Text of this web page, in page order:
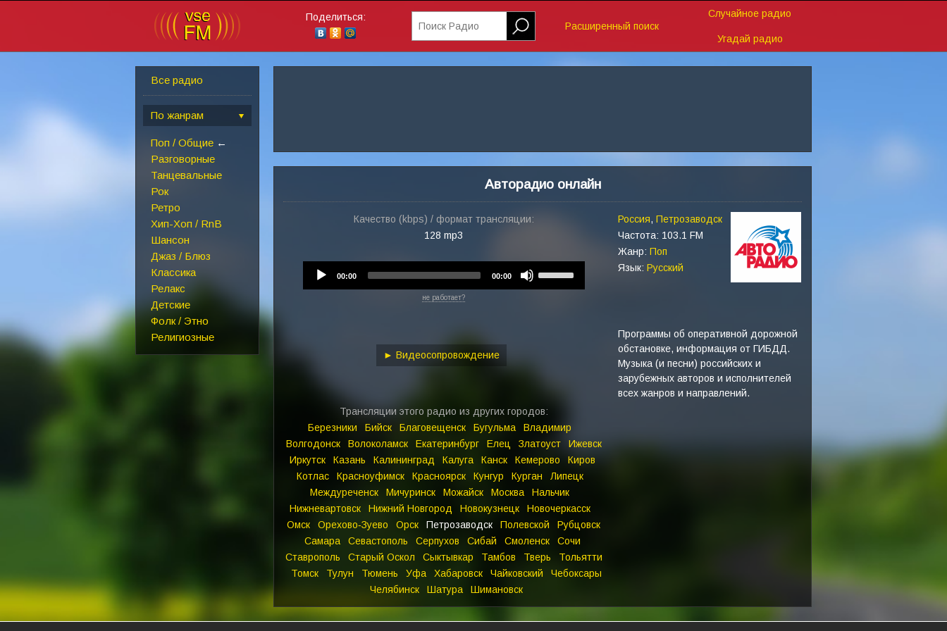
Поделиться:
Поиск Радио
Расширенный поиск
Случайное радио
Угадай радио
Все радио
По жанрам
Поп / Общие ←
Разговорные
Танцевальные
Рок
Ретро
Хип-Хоп / RnB
Шансон
Джаз / Блюз
Классика
Релакс
Детские
Фолк / Этно
Религиозные
Авторадио онлайн
Качество (kbps) / формат трансляции:
128 mp3
00:00 00:00
не работает?
► Видеосопровождение
Трансляции этого радио из других городов:
Березники
Бийск Благовещенск Бугульма
Владимир
Волгодонск
Волоколамск Екатеринбург Елец Златоуст
Ижевск
Иркутск
Казань Калининград Калуга Канск Кемерово
Киров
Котлас
Красноуфимск Красноярск Кунгур Курган
Липецк
Междуреченск
Мичуринск Можайск Москва
Нальчик
Нижневартовск
Нижний Новгород Новокузнецк
Новочеркасск
Омск
Орехово‑Зуево Орск Петрозаводск Полевской
Рубцовск
Самара
Севастополь Серпухов Сибай Смоленск
Сочи
Ставрополь
Старый Оскол Сыктывкар Тамбов Тверь
Тольятти
Томск
Тулун Тюмень Уфа Хабаровск Чайковский
Чебоксары
Челябинск
Шатура Шимановск
Россия, Петрозаводск
Частота: 103.1 FM
Жанр: Поп
Язык: Русский
Программы об оперативной дорожной
обстановке, информация от ГИБДД.
Музыка (и песни) российских и
зарубежных авторов и исполнителей
всех жанров и направлений.